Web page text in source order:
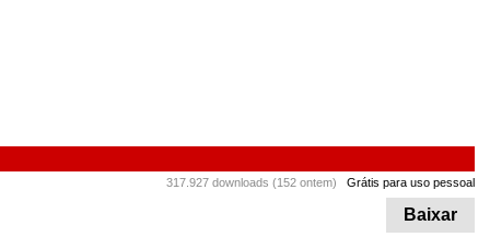
317.927 downloads (152 ontem) Grátis para uso pessoal
Baixar